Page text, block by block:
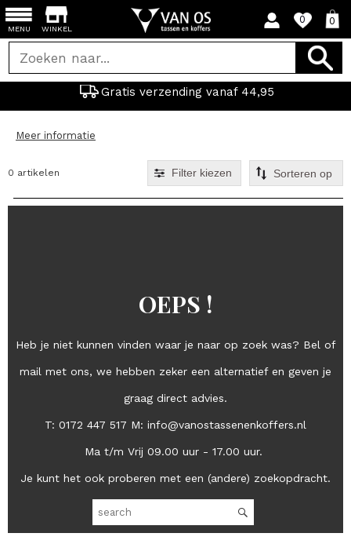
WINKEL
0 0
Gratis verzending vanaf 44,95
MENU
Meer informatie
0 artikelen Filter kiezen
OEPS !
Heb je niet kunnen vinden waar je naar op zoek was? Bel of
mail met ons, we hebben zeker een alternatief en geven je
graag direct advies.
T: 0172 447 517 M: info@vanostassenenkoffers.nl
Ma t/m Vrij 09.00 uur - 17.00 uur.
Je kunt het ook proberen met een (andere) zoekopdracht.